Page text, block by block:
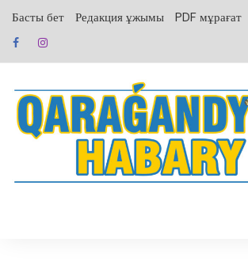
содержанию
Басты бет Редакция ұжымы PDF мұрағат